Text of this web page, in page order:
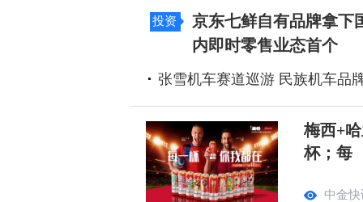
投资
京东七鲜自有品牌拿下
内即时零售业态首个
张雪机车赛道巡游 民族机车品
梅西+
杯；每
中金快